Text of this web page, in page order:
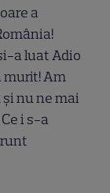
a
a luat Adio
murit! Am
nu ne mai
i s-a